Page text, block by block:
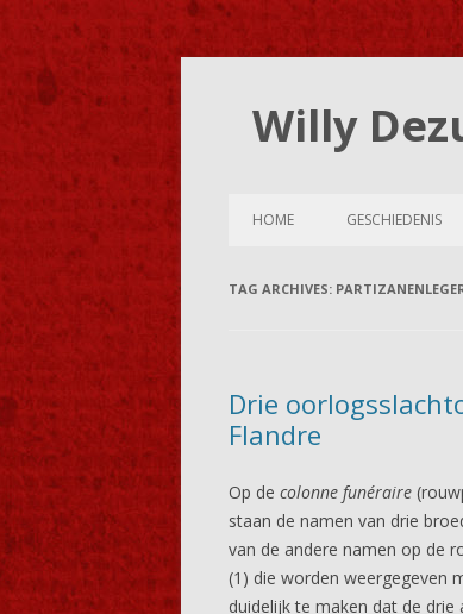
Willy
HOME GESCHIEDENIS
TAG ARCHIVES:
Drie
Flandre
Op de colonne funéraire
staan de namen van drie
van de andere namen op de
(1) die worden weergegeven
duidelijk te maken dat de